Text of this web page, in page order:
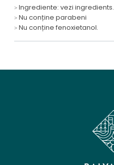
Ingrediente: vezi ingredients.
Nu conține parabeni
Nu conține fenoxietanol.